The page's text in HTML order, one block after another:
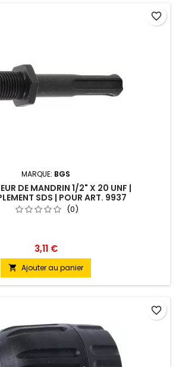
MARQUE: BGS
DE MANDRIN 1/2" X 20 UNF |
SDS | POUR ART. 9937
(0)
3,11 €
 Ajouter au panier
favorite_border
favorite_border